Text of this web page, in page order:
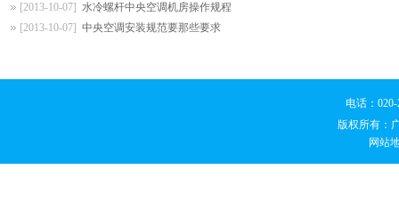
[2013-10-07] 水冷螺杆中央空调机房操作规程
[2013-10-07] 中央空调安装规范要那些要求
电话：
版权所有：
网站